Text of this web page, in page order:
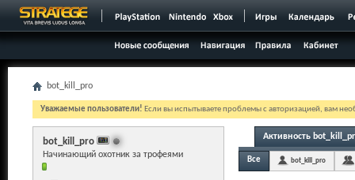
bot_kill_pro
Уважаемые пользователи! Если вы испытываете проблемы с авторизацией, вам
bot_kill_pro
Начинающий охотник за трофеями
Активность
Все bot_kill_pro